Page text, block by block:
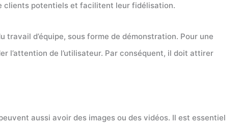
clients potentiels et facilitent leur fidélisation.
travail d’équipe, sous forme de démonstration. Pour une
l’attention de l’utilisateur. Par conséquent, il doit attirer
aussi avoir des images ou des vidéos. Il est essentiel